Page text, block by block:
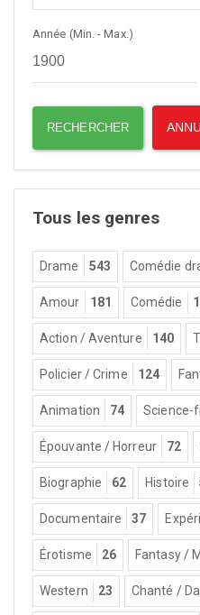
Année (Min. - Max.)
Tous les genres
Drame 543 Comédie
Amour 181 Comédie
Action / Aventure 140
Policier / Crime 124
Animation 74 Science-
Épouvante / Horreur 72
Biographie 62 Histoire
Documentaire 37
Érotisme 26 Fantasy /
Western 23 Chanté /